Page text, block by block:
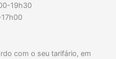
19h30
com o seu tarifário, em